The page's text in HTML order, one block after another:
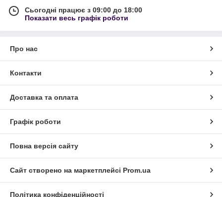
Сьогодні працює з 09:00 до 18:00
Показати весь графік роботи
Про нас
Контакти
Доставка та оплата
Графік роботи
Повна версія сайту
Сайт створено на маркетплейсі Prom.ua
Політика конфіденційності